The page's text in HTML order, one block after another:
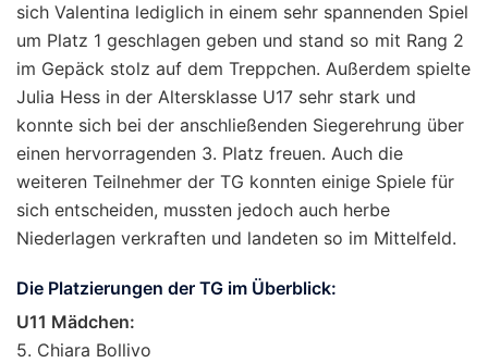
sich Valentina lediglich in einem sehr spannenden Spiel
um Platz 1 geschlagen geben und stand so mit Rang 2
im Gepäck stolz auf dem Treppchen. Außerdem spielte
Julia Hess in der Altersklasse U17 sehr stark und
konnte sich bei der anschließenden Siegerehrung über
einen hervorragenden 3. Platz freuen. Auch die
weiteren Teilnehmer der TG konnten einige Spiele für
sich entscheiden, mussten jedoch auch herbe
Niederlagen verkraften und landeten so im Mittelfeld.
Die Platzierungen der TG im Überblick:
U11 Mädchen:
5. Chiara Bollivo